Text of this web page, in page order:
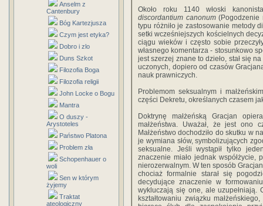
Anselm z
Cantenbury
Bóg Kartezjusza
Czym jest etyka?
Dobro i zlo
Duns Szkot
Filozofia Boga
Filozofia religii
John Locke o Bogu
Mantra
O duszy -
Arystoteles
Państwo Platona
Problem zła
Schopenhauer o
woli
Sen w którym
żyjemy
Traktat
ateologiczny
Około roku 1140 włoski
discordantium canonum(Pogodzenie
typu różniło je zastosowanie metody
setki wcześniejszych kościelnych
ciągu wieków i często sobie
własnego komentarza - stosunkowo
jest szerzej znane to dzieło, stał się
uczonych, dopiero od czasów
nauk prawniczych.
Problemom seksualnym i
części Dekretu, określanych czasem
Doktrynę małżeńską Gracjan
małżeństwa. Uważał, że jest ono
Małżeństwo dochodziło do skutku w
je wymiana słów, symbolizujących
seksualne. Jeśli wystąpił tylko
znaczenie miało jednak współżycie,
nierozerwalnym. W ten sposób
chociaż formalnie starał się
decydujące znaczenie w
wykluczają się one, ale uzupełniają.
kształtowaniu związku